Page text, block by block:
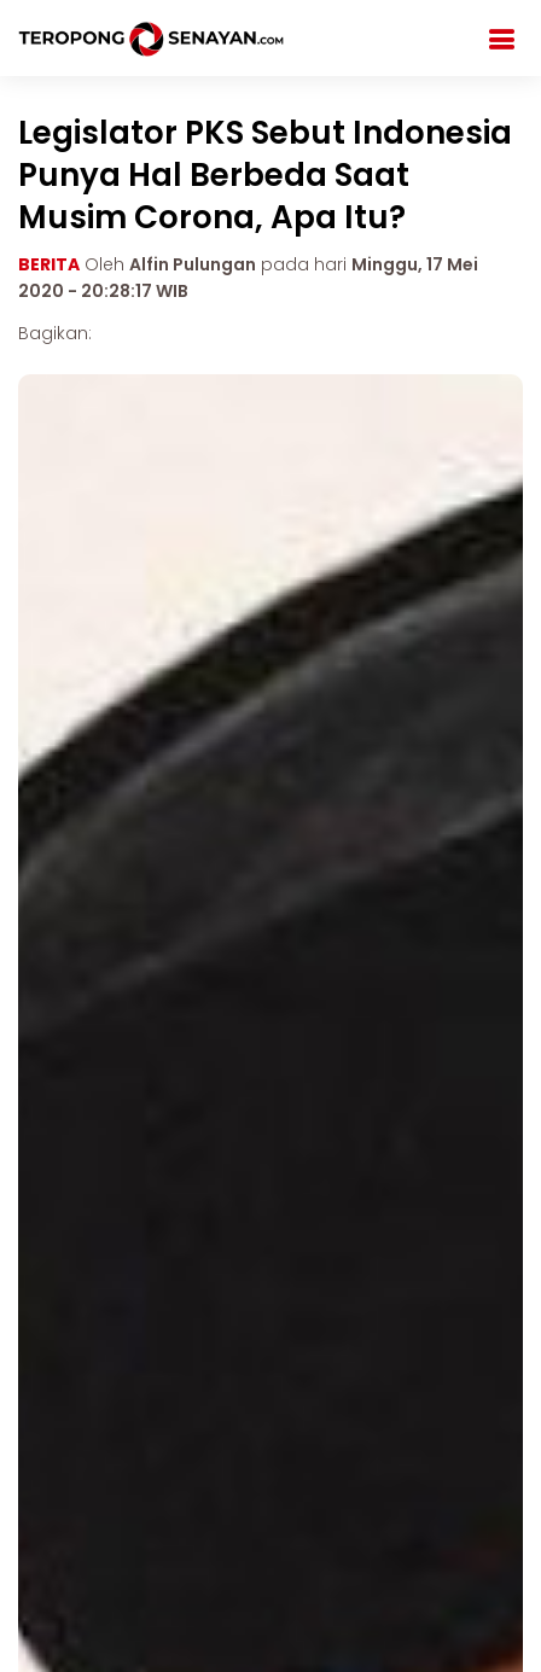
Legislator PKS Sebut Indonesia
Punya Hal Berbeda Saat
Musim Corona, Apa Itu?
BERITA Oleh Alfin Pulungan pada hari Minggu, 17 Mei
2020 - 20:28:17 WIB
Bagikan: